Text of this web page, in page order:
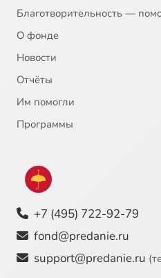
Благотворительность —
О фонде
Новости
Отчёты
Им помогли
Программы
+7 (495) 722-92-79
fond@predanie.ru
support@predanie.ru